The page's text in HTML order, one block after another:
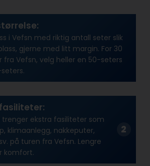
i Vefsn med riktig antall seter slik
gjerne med litt margin. For 30
fra Vefsn, velg heller en 50-seters
trenger ekstra fasiliteter som
klimaanlegg, nakkeputer,
på turen fra Vefsn. Lengre
komfort.